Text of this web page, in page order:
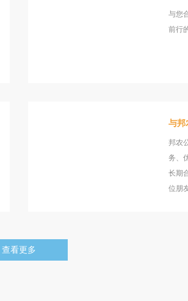
与您
前行
与邦
邦农
务、
长期
位朋
查看更多